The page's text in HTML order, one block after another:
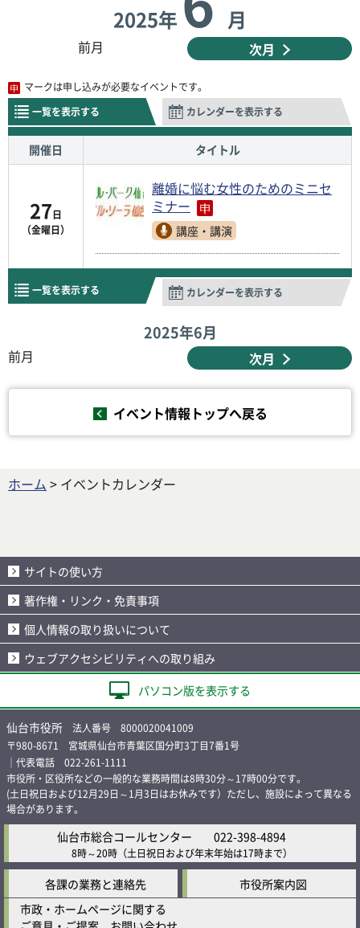
2025年 月
前月 次月
マークは申し込みが必要なイベントです。
一覧を表示する
カレンダーを表示する
開催日 タイトル
27日
（金曜日）
離婚に悩む女性のためのミニセ
ミナー
講座・講演
一覧を表示する カレンダーを表示する
2025年6月
前月 次月
イベント情報トップへ戻る
ホーム > イベントカレンダー
サイトの使い方
著作権・リンク・免責事項
個人情報の取り扱いについて
ウェブアクセシビリティへの取り組み
パソコン版を表示する
仙台市役所 法人番号 8000020041009
〒980-8671 宮城県仙台市青葉区国分町3丁目7番1号
｜代表電話 022-261-1111
市役所・区役所などの一般的な業務時間は8時30分～17時00分です。
(土日祝日および12月29日～1月3日はお休みです）ただし、施設によって異なる
場合があります。
仙台市総合コールセンター 022-398-4894
8時～20時 （土日祝日および年末年始は17時まで）
各課の業務と連絡先
市役所案内図
市政・ホームページに関する